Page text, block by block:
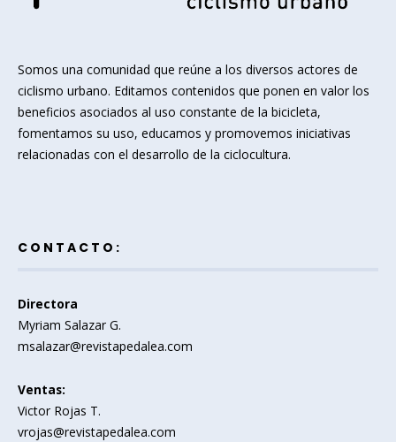
Somos una comunidad que reúne a los diversos actores de
ciclismo urbano. Editamos contenidos que ponen en valor los
beneficios asociados al uso constante de la bicicleta,
fomentamos su uso, educamos y promovemos iniciativas
relacionadas con el desarrollo de la ciclocultura.
CONTACTO:
Directora
Myriam Salazar G.
msalazar@revistapedalea.com
Ventas:
Victor Rojas T.
vrojas@revistapedalea.com